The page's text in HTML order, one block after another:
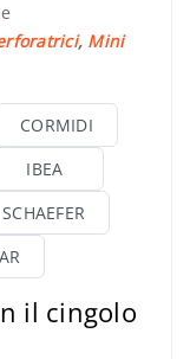
, Mini
CORMIDI
IBEA
SCHAEFER
il cingolo